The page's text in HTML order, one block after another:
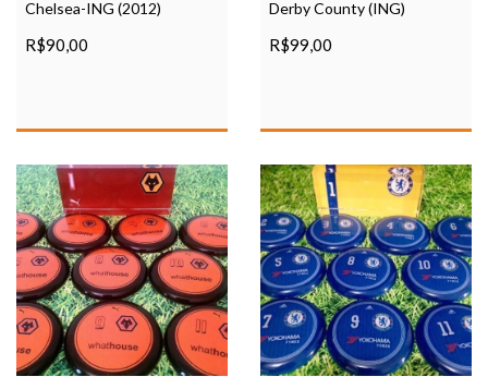
Chelsea-ING (2012)
R$90,00
Derby County (ING)
R$99,00